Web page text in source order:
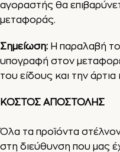
αγοραστής θα
μεταφοράς.
Σημείωση: H παραλαβή
υπογραφή στον
του είδους και την
ΚΟΣΤΟΣ ΑΠΟΣΤΟΛΗΣ
Όλα τα προϊόντα
στη διεύθυνση που μας